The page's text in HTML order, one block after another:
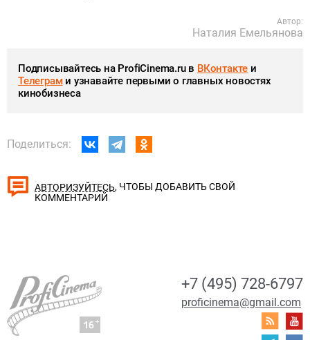
Автор:
Наталия Емельянова
Подписывайтесь на ProfiCinema.ru в ВКонтакте и
Телеграми узнавайте первыми о главных новостях
кинобизнеса
Поделиться:
АВТОРИЗУЙТЕСЬ, ЧТОБЫ ДОБАВИТЬ СВОЙ
КОММЕНТАРИЙ
+7 (495) 728-6797
proficinema@gmail.com